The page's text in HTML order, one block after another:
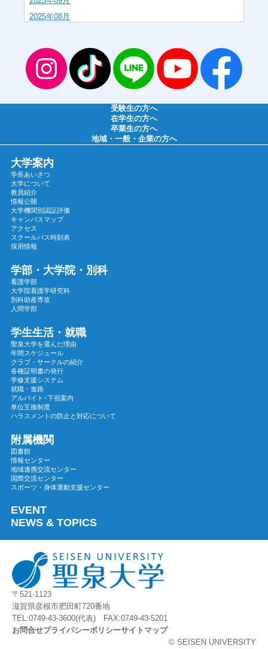
2025年08月
2025年06月
2025年05月
2025年04月
2024年12月
2024年11月
2024年10月
2024年09月
2024年08月
2024年07月
2024年06月
2024年04月
2024年03月
2024年02月
2023年12月
2023年11月
2023年10月
2023年09月
2023年08月
2023年07月
2023年06月
2023年05月
2023年04月
2023年03月
2023年01月
2022年11月
2022年10月
2022年09月
2022年08月
2022年07月
2022年06月
受験生の方へ
在学生の方へ
卒業生の方へ
地域・一般・企業の方へ
大学案内
学長あいさつ
大学について
教員紹介
情報公開
大学機関別認証評価
キャンパスマップ
アクセス
スクールバス時刻表
採用情報
学部・大学院・別科
看護学部
大学院看護学研究科
別科助産専攻
人間学部
学生生活・就職
聖泉大学を選んだ理由
年間スケジュール
クラブ・サークルの紹介
各種証明書の発行
学修支援システム
就職・進路
アルバイト･下宿案内
単位互換制度
ハラスメントの防止と対応について
附属機関
図書館
情報センター
地域連携交流センター
国際交流センター
スポーツ・身体運動支援センター
EVENT
NEWS & TOPICS
〒521-1123
滋賀県彦根市肥田町720番地
TEL:0749-43-3600(代表) FAX:0749-43-5201
お問合せプライバシーポリシーサイトマップ
© SEISEN UNIVERSITY